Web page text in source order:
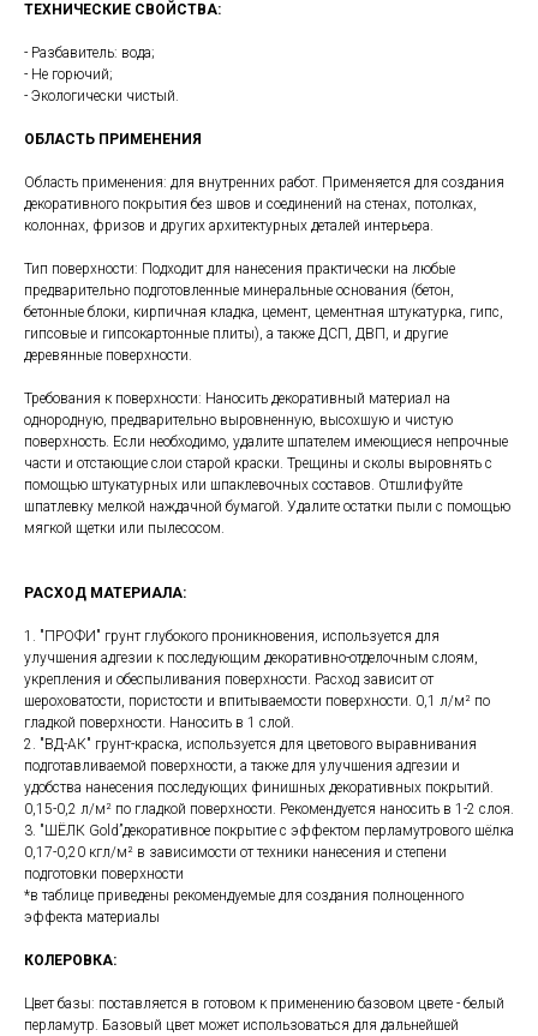
ТЕХНИЧЕСКИЕ СВОЙСТВА:
- Разбавитель: вода;
- Не горючий;
- Экологически чистый.
ОБЛАСТЬ ПРИМЕНЕНИЯ
Область применения: для внутренних работ. Применяется для создания
декоративного покрытия без швов и соединений на стенах, потолках,
колоннах, фризов и других архитектурных деталей интерьера.
Тип поверхности: Подходит для нанесения практически на любые
предварительно подготовленные минеральные основания (бетон,
бетонные блоки, кирпичная кладка, цемент, цементная штукатурка, гипс,
гипсовые и гипсокартонные плиты), а также ДСП, ДВП, и другие
деревянные поверхности.
Требования к поверхности: Наносить декоративный материал на
однородную, предварительно выровненную, высохшую и чистую
поверхность. Если необходимо, удалите шпателем имеющиеся непрочные
части и отстающие слои старой краски. Трещины и сколы выровнять с
помощью штукатурных или шпаклевочных составов. Отшлифуйте
шпатлевку мелкой наждачной бумагой. Удалите остатки пыли с помощью
мягкой щетки или пылесосом.
РАСХОД МАТЕРИАЛА:
1. "ПРОФИ" грунт глубокого проникновения, используется для
улучшения адгезии к последующим декоративно-отделочным слоям,
укрепления и обеспыливания поверхности. Расход зависит от
шероховатости, пористости и впитываемости поверхности. 0,1 л/м² по
гладкой поверхности. Наносить в 1 слой.
2. "ВД-АК" грунт-краска, используется для цветового выравнивания
подготавливаемой поверхности, а также для улучшения адгезии и
удобства нанесения последующих финишных декоративных покрытий.
0,15-0,2 л/м² по гладкой поверхности. Рекомендуется наносить в 1-2 слоя.
3. "ШЁЛК Gold”декоративное покрытие с эффектом перламутрового шёлка
0,17-0,20 кгл/м² в зависимости от техники нанесения и степени
подготовки поверхности
*в таблице приведены рекомендуемые для создания полноценного
эффекта материалы
КОЛЕРОВКА:
Цвет базы: поставляется в готовом к применению базовом цвете - белый
перламутр. Базовый цвет может использоваться для дальнейшей